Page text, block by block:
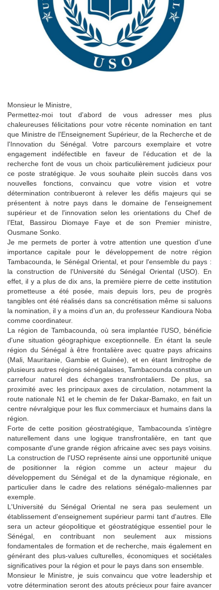
Monsieur le Ministre,
Permettez-moi tout d'abord de vous adresser mes plus
chaleureuses félicitations pour votre récente nomination en tant
que Ministre de l'Enseignement Supérieur, de la Recherche et de
l'Innovation du Sénégal. Votre parcours exemplaire et votre
engagement indéfectible en faveur de l'éducation et de la
recherche font de vous un choix particulièrement judicieux pour
ce poste stratégique. Je vous souhaite plein succès dans vos
nouvelles fonctions, convaincu que votre vision et votre
détermination contribueront à relever les défis majeurs qui se
présentent à notre pays dans le domaine de l'enseignement
supérieur et de l'innovation selon les orientations du Chef de
l’Etat, Bassirou Diomaye Faye et de son Premier ministre,
Ousmane Sonko.
Je me permets de porter à votre attention une question d'une
importance capitale pour le développement de notre région
Tambacounda, le Sénégal Oriental, et pour l'ensemble du pays :
la construction de l'Université du Sénégal Oriental (USO). En
effet, il y a plus de dix ans, la première pierre de cette institution
prometteuse a été posée, mais depuis lors, peu de progrès
tangibles ont été réalisés dans sa concrétisation même si saluons
la nomination, il y a moins d’un an, du professeur Kandioura Noba
comme coordinateur.
La région de Tambacounda, où sera implantée l'USO, bénéficie
d'une situation géographique exceptionnelle. En étant la seule
région du Sénégal à être frontalière avec quatre pays africains
(Mali, Mauritanie, Gambie et Guinée), et en étant limitrophe de
plusieurs autres régions sénégalaises, Tambacounda constitue un
carrefour naturel des échanges transfrontaliers. De plus, sa
proximité avec les principaux axes de circulation, notamment la
route nationale N1 et le chemin de fer Dakar-Bamako, en fait un
centre névralgique pour les flux commerciaux et humains dans la
région.
Forte de cette position géostratégique, Tambacounda s'intègre
naturellement dans une logique transfrontalière, en tant que
composante d'une grande région africaine avec ses pays voisins.
La construction de l'USO représente ainsi une opportunité unique
de positionner la région comme un acteur majeur du
développement du Sénégal et de la dynamique régionale, en
particulier dans le cadre des relations sénégalo-maliennes par
exemple.
L'Université du Sénégal Oriental ne sera pas seulement un
établissement d'enseignement supérieur parmi tant d'autres. Elle
sera un acteur géopolitique et géostratégique essentiel pour le
Sénégal, en contribuant non seulement aux missions
fondamentales de formation et de recherche, mais également en
générant des plus-values culturelles, économiques et sociétales
significatives pour la région et pour le pays dans son ensemble.
Monsieur le Ministre, je suis convaincu que votre leadership et
votre détermination seront des atouts précieux pour faire avancer